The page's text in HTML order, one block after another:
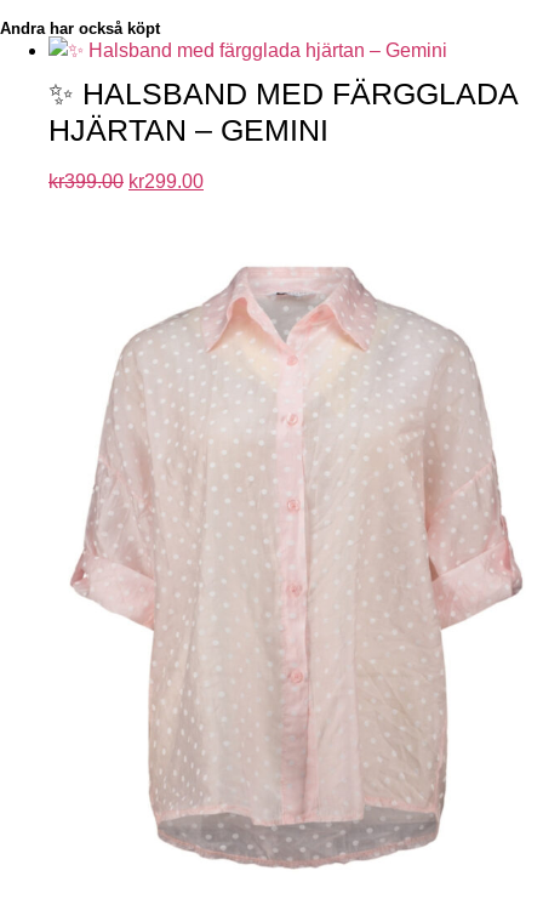
Andra har också köpt
✨ HALSBAND MED FÄRGGLADA
HJÄRTAN – GEMINI
kr399.00 kr299.00